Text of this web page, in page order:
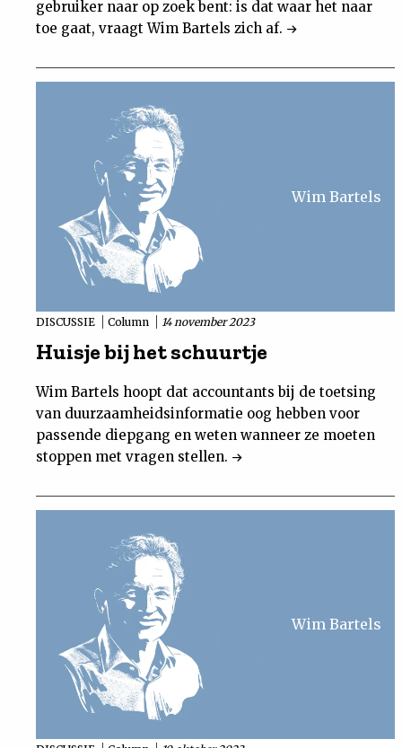
gebruiker naar op zoek bent: is dat waar het naar
toe gaat, vraagt Wim Bartels zich af.
Wim Bartels
DISCUSSIE Column 14 november 2023
Huisje bij het schuurtje
Wim Bartels hoopt dat accountants bij de toetsing
van duurzaamheidsinformatie oog hebben voor
passende diepgang en weten wanneer ze moeten
stoppen met vragen stellen.
Wim Bartels